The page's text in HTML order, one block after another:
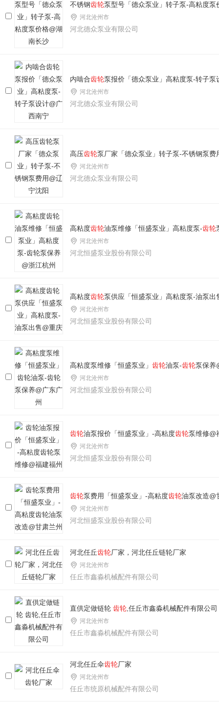
不锈钢齿轮泵型号「德众泵业」转子泵-高粘度泵
河北沧州市
河北德众泵业有限公司
内啮合齿轮泵报价「德众泵业」高粘度泵-转子泵
河北沧州市
河北德众泵业有限公司
高压齿轮泵厂家「德众泵业」转子泵-不锈钢泵费
河北沧州市
河北德众泵业有限公司
高粘度齿轮油泵维修「恒盛泵业」高粘度泵-齿轮
河北沧州市
河北恒盛泵业股份有限公司
高粘度齿轮泵供应「恒盛泵业」高粘度泵-油泵出
河北沧州市
河北恒盛泵业股份有限公司
高粘度泵维修「恒盛泵业」 齿轮油泵-齿轮泵保养
河北沧州市
河北恒盛泵业股份有限公司
齿轮油泵报价「恒盛泵业」-高粘度齿轮泵维修@
河北沧州市
河北恒盛泵业股份有限公司
齿轮泵费用「恒盛泵业」-高粘度齿轮油泵改造@
河北沧州市
河北恒盛泵业股份有限公司
河北任丘齿轮厂家，河北任丘链轮厂家
河北沧州市
任丘市鑫淼机械配件有限公司
直供定做链轮 齿轮 ,任丘市鑫淼机械配件有限公司
河北沧州市
任丘市鑫淼机械配件有限公司
河北任丘伞齿轮厂家
河北沧州市
任丘市统原机械配件有限公司